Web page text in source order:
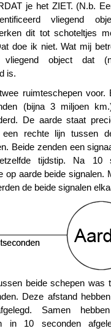
je het ZIET. (N.b.
vliegend
dit tot schoteltjes
doe ik niet. Wat mij
vliegend object dat
is.
ruimteschepen voor.
(bijna 3 miljoen
De aarde staat
een rechte lijn tussen
Beide zenden een
tijdstip. Na 10
op aarde beide signalen.
de beide signalen
beide schepen was
Deze afstand
Samen
in 10 seconden